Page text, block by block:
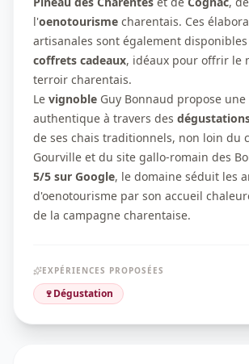
l'oenotourisme charentais. Ces
artisanales sont également
coffrets cadeaux, idéaux pour offrir le
terroir charentais.
Le vignoble Guy Bonnaud propose
authentique à travers des
de ses chais traditionnels, non loin du
Gourville et du site gallo-romain des
5/5 sur Google, le domaine séduit les
d'oenotourisme par son accueil
de la campagne charentaise.
EXPÉRIENCES PROPOSÉES
🍷Dégustation